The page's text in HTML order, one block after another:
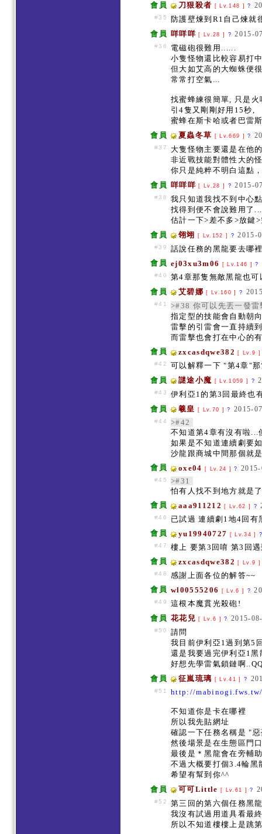
會員
刀狠殺者 [ Lv.148 ]?
#35
防護壁煉到R1自己煉就
會員 咩咩咩 [ Lv.28 ] ? 2015-
#36
電磁砲很難用......
小隻怪物還比較容易打
但大如艾高的大蜘蛛便
常常打空氣...
找蜜蜂練很簡單, 只是
引4隻又剛剛好用15秒,
蜜蜂在斯卡哈或者巴雷
會員
夏蟲冬草 [ Lv.669 ]?
#37
大隻怪物主要還是在他
非近戰技能對體性大的
你只是純粹不明白這點
會員 咩咩咩 [ Lv.28 ] ? 2015-
#38
我只知道我找不到中心
找得到便不會說難用了
估計一下>差不多>放鍵
會員
翎翊 [ Lv.152 ] ? 2015-
#39
話說任務的黑龍要去哪
會員 ej03xu3m06 [ Lv.146 ]?
#40
第4章那隻無敵黑龍也可
會員
艾碧娜 [ Lv.160 ] ?
#41
>#38 你可以先丟一發
指定型的技能會自動朝
雷擊的引雷會一直持續
而雷擊也會打在中心的
會員
zxcasdqwe382 [ Lv.9
#42
可以解釋一下 "第4章"
會員
謎途小魔 [ Lv.1059 ] ?
#43
伊利亞1的第3回最終也
會員
羲皇 [ Lv.70 ]? 2015-
#44
>#42
不知道第4章有沒有啦
如果是不知道連續劇要
沙龍跟商城中間那個就
會員
oxe04 [ Lv.24 ]?
#45
>#31
怕有人找不到地方就是
會員
aaa911212 [ Lv.62 ] ?
#46
已試過 連續劇1地4回有
會員
yu19940727 [ Lv.34 ]
#47
樓上 要第3回唷 第3回
會員
zxcasdqwe382 [ Lv.9
#48
感謝上面各位的解答~~
會員 wl00555206 [ Lv.6 ] ?
#49
這根本魔貫光殺砲!
會員 花花兒 [ Lv.6 ]? 2015-
#50
請問
我目前伊利亞1過到第5
還是我要過完伊利亞1
好想先學雷氣鎖鏈啊
會員
征嵐琉璃 [ Lv.41 ]?
#51 http://
不知道你是卡在哪裡
所以我先貼網址
確認一下任務名稱是 "
然後場景是在生態區門
最後是＊黑龍會在旁輔
不過大概要打個3.4輪
希望有幫到你^^
會員
可可Little [ Lv.61 ]?
#52
第三回的第六個任務黑
我沒有試過用道具看最
所以不知道樓樓上是跳